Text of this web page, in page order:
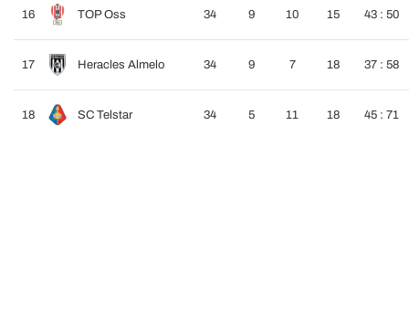
16 TOP Oss 34 9 10 15 43 : 50
17 Heracles Almelo 34 9 7 18 37 : 58
18 SC Telstar 34 5 11 18 45 : 71